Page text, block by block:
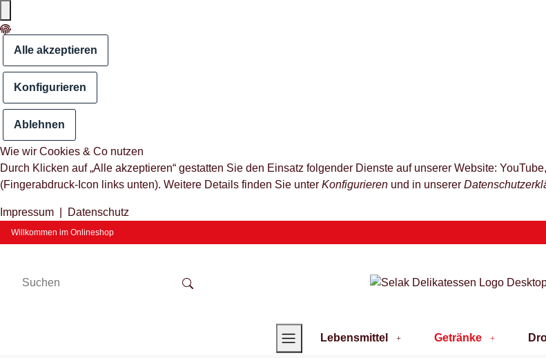
Alle akzeptieren
Konfigurieren
Ablehnen
Wie wir Cookies & Co nutzen
Durch Klicken auf „Alle akzeptieren“ gestatten Sie den Einsatz folgender Dienste auf unserer Website:
(Fingerabdruck-Icon links unten). Weitere Details finden Sie unter Konfigurieren und in unserer
Impressum Datenschutz
Willkommen im Onlineshop
Lebensmittel Getränke